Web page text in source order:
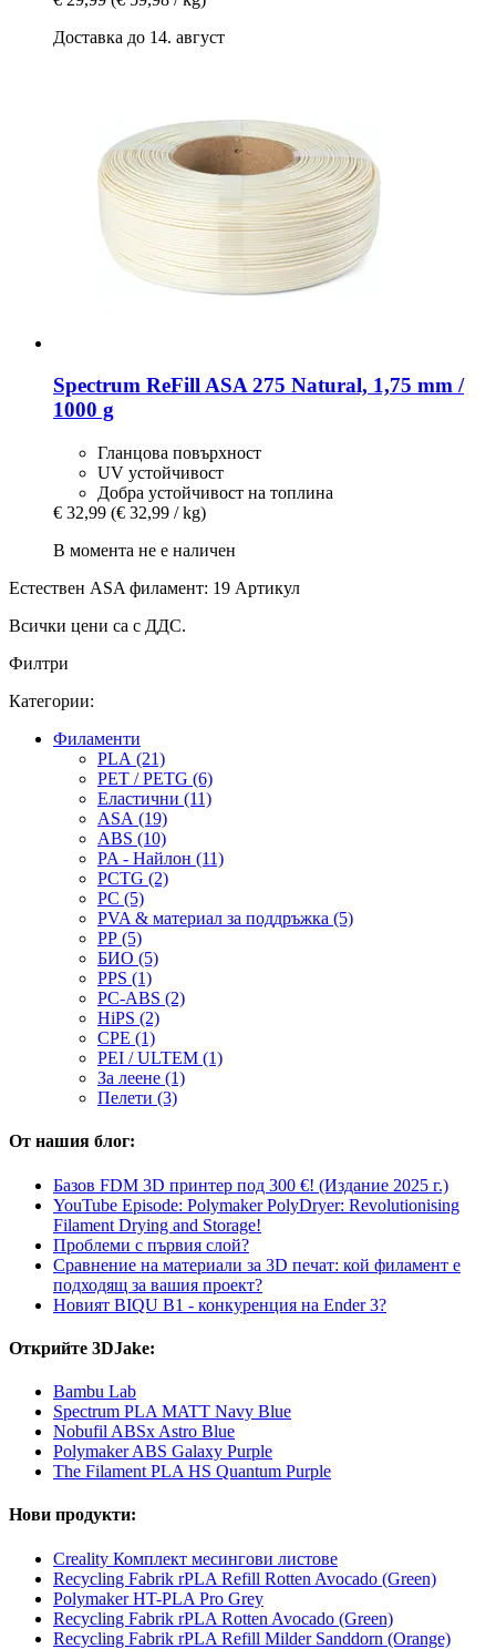
Доставка до 14. август
Spectrum ReFill ASA 275 Natural, 1,75 mm /
1000 g
Гланцова повърхност
UV устойчивост
Добра устойчивост на топлина
€ 32,99 (€ 32,99 / kg)
В момента не е наличен
Естествен ASA филамент: 19 Артикул
Всички цени са с ДДС.
Филтри
Категории:
Филаменти
PLA (21)
PET / PETG (6)
Еластични (11)
ASA (19)
ABS (10)
PA - Найлон (11)
PCTG (2)
PC (5)
PVA & материал за поддръжка (5)
PP (5)
БИО (5)
PPS (1)
PC-ABS (2)
HiPS (2)
CPE (1)
PEI / ULTEM (1)
За леене (1)
Пелети (3)
От нашия блог:
Базов FDM 3D принтер под 300 €! (Издание 2025 г.)
YouTube Episode: Polymaker PolyDryer: Revolutionising
Filament Drying and Storage!
Проблеми с първия слой?
Сравнение на материали за 3D печат: кой филамент е
подходящ за вашия проект?
Новият BIQU B1 - конкуренция на Ender 3?
Открийте 3DJake:
Bambu Lab
Spectrum PLA MATT Navy Blue
Nobufil ABSx Astro Blue
Polymaker ABS Galaxy Purple
The Filament PLA HS Quantum Purple
Нови продукти:
Creality Комплект месингови листове
Recycling Fabrik rPLA Refill Rotten Avocado (Green)
Polymaker HT-PLA Pro Grey
Recycling Fabrik rPLA Rotten Avocado (Green)
Recycling Fabrik rPLA Refill Milder Sanddorn (Orange)